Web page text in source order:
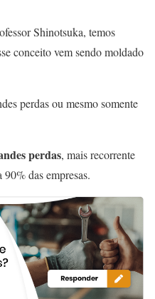
Shinotsuka, temos
conceito vem sendo moldado
perdas ou mesmo somente
perdas, mais recorrente
90% das empresas.